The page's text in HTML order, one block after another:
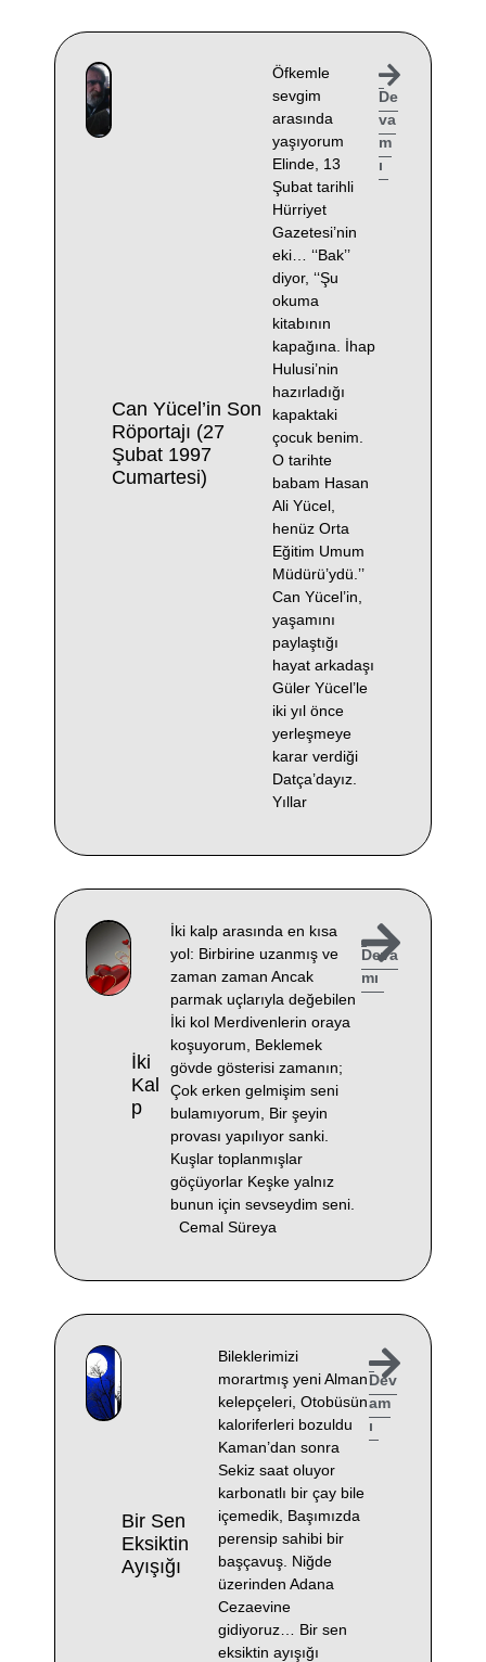
Can Yücel’in Son
Röportajı (27
Şubat 1997
Cumartesi)
Öfkemle
sevgim
arasında
yaşıyorum
Elinde, 13
Şubat tarihli
Hürriyet
Gazetesi’nin
eki… ‘‘Bak’’
diyor, ‘‘Şu
okuma
kitabının
kapağına. İhap
Hulusi’nin
hazırladığı
kapaktaki
çocuk benim.
O tarihte
babam Hasan
Ali Yücel,
henüz Orta
Eğitim Umum
Müdürü’ydü.’’
Can Yücel’in,
yaşamını
paylaştığı
hayat arkadaşı
Güler Yücel’le
iki yıl önce
yerleşmeye
karar verdiği
Datça’dayız.
Yıllar
De
va
m
ı
İki
Kal
P
İki kalp arasında en kısa
yol: Birbirine uzanmış ve
zaman zaman Ancak
parmak uçlarıyla değebilen
İki kol Merdivenlerin oraya
koşuyorum, Beklemek
gövde gösterisi zamanın;
Çok erken gelmişim seni
bulamıyorum, Bir şeyin
provası yapılıyor sanki.
Kuşlar toplanmışlar
göçüyorlar Keşke yalnız
bunun için sevseydim seni.
Cemal Süreya
Deva
mı
Bir Sen
Eksiktin
Ayışığı
Bileklerimizi
morartmış yeni Alman
kelepçeleri, Otobüsün
kaloriferleri bozuldu
Kaman’dan sonra
Sekiz saat oluyor
karbonatlı bir çay bile
içemedik, Başımızda
perensip sahibi bir
başçavuş. Niğde
üzerinden Adana
Cezaevine
gidiyoruz… Bir sen
eksiktin ayışığı
Dev
am
ı